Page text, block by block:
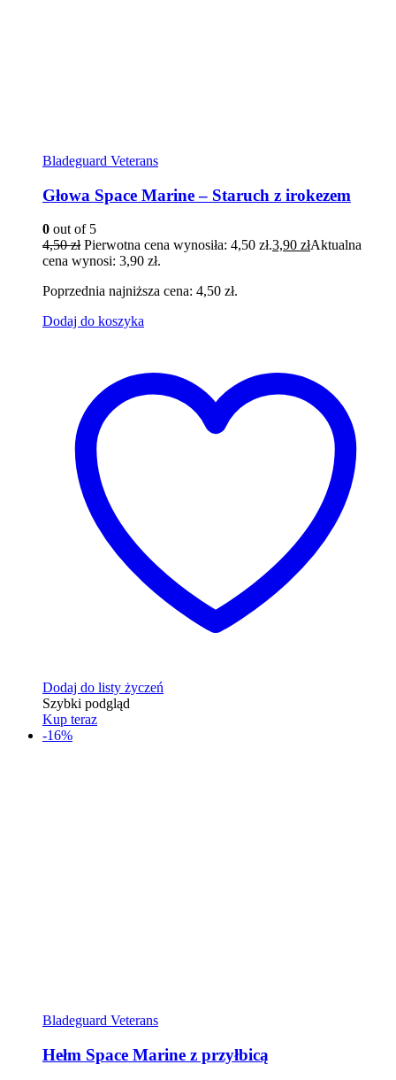
Bladeguard Veterans
Głowa Space Marine – Staruch z irokezem
0 out of 5
4,50zł Pierwotna cena wynosiła: 4,50 zł.3,90 złAktualna
cena wynosi: 3,90 zł.
Poprzednia najniższa cena: 4,50 zł.
Dodaj do koszyka
Dodaj do listy życzeń
Szybki podgląd
Kup teraz
-16%
Bladeguard Veterans
Hełm Space Marine z przyłbicą